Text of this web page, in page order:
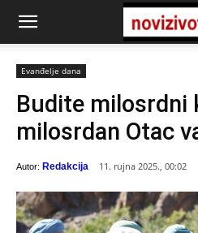
Evanđelje dana
Budite milosrdni
milosrdan Otac
Autor: Redakcija 11. rujna 2025., 00:02